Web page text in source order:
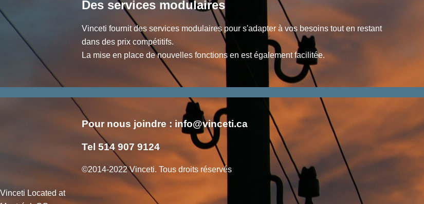
Des services modulaires
Vinceti fournit des services modulaires pour s'adapter à vos besoins tout en restant
dans des prix compétitifs.
La mise en place de nouvelles fonctions en est également facilitée.
Pour nous joindre : info@vinceti.ca
Tel 514 907 9124
©2014-2022 Vinceti. Tous droits réservés
Vinceti Located at